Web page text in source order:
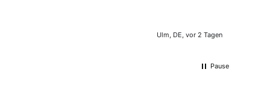
Ulm, DE, vor 2 Tagen
Pause